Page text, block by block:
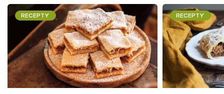
RECEPTY RECEPTY